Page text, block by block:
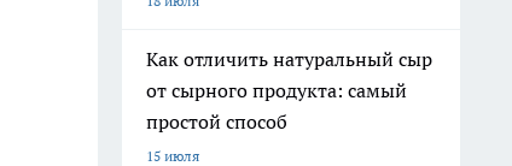
Как отличить натуральный сыр
от сырного продукта: самый
простой способ
15 июля